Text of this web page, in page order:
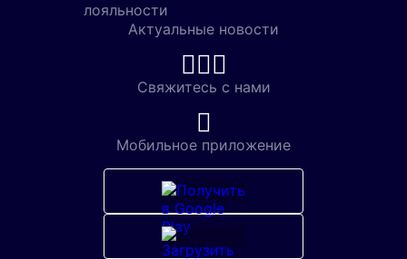
Мобильное приложение
лояльности
Актуальные новости
Свяжитесь с нами